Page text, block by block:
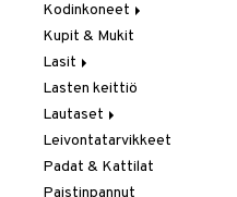
Kodinkoneet
Kahvi, Tee & Espresso
Leivänpaahtimet
Mixerit &
Sähkövatkaimet
Muut koneet
Vedenkeittimet
Kupit & Mukit
Lasit
Juoma- & Cocktailasit
Juomalasit
Olutlasit
Shamppanjalasit
Snapsi- & Aveclasit
Lasten keittiö
Lautaset
Asetit
Ruokalautaset
Syvät lautaset
Leivontatarvikkeet
Padat & Kattilat
Paistinpannut